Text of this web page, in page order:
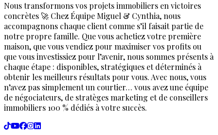
Nous transformons vos projets immobiliers en victoires
concrètes 🚀 Chez Équipe Miguel & Cynthia, nous
accompagnons chaque client comme s’il faisait partie de
notre propre famille. Que vous achetiez votre première
maison, que vous vendiez pour maximiser vos profits ou
que vous investissiez pour l’avenir, nous sommes présents à
chaque étape : disponibles, stratégiques et déterminés à
obtenir les meilleurs résultats pour vous. Avec nous, vous
n’avez pas simplement un courtier… vous avez une équipe
de négociateurs, de stratèges marketing et de conseillers
immobiliers 100 % dédiés à votre succès.